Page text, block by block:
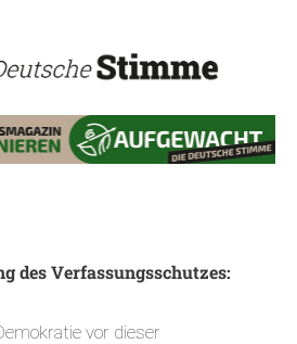
des Verfassungsschutzes:
vor dieser